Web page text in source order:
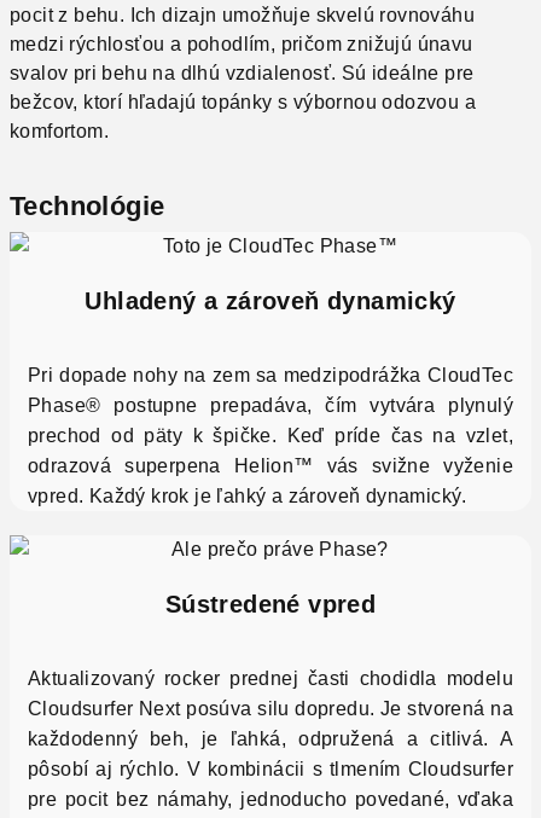
pocit z behu. Ich dizajn umožňuje skvelú rovnováhu
medzi rýchlosťou a pohodlím, pričom znižujú únavu
svalov pri behu na dlhú vzdialenosť. Sú ideálne pre
bežcov, ktorí hľadajú topánky s výbornou odozvou a
komfortom.
Technológie
Uhladený a zároveň dynamický
Pri dopade nohy na zem sa medzipodrážka CloudTec
Phase® postupne prepadáva, čím vytvára plynulý
prechod od päty k špičke. Keď príde čas na vzlet,
odrazovásuperpena Helion™ vás svižne vyženie
vpred. Každý krok je ľahký a zároveň dynamický.
Sústredené vpred
Aktualizovaný rocker prednej časti chodidla modelu
Cloudsurfer Next posúva silu dopredu. Je stvorená na
každodenný beh, je ľahká, odpružená a citlivá. A
pôsobí aj rýchlo. V kombinácii s tlmením Cloudsurfer
pre pocit bez námahy, jednoducho povedané, vďaka